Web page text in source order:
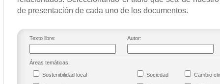
de presentación de cada uno de los documentos.
Texto libre: Autor:
Áreas temáticas:
Sostenibilidad local Sociedad Cambio